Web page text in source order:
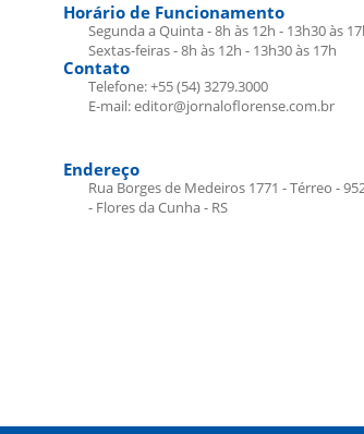
Horário de Funcionamento
Segunda a Quinta - 8h às 12h - 13h30 às
Sextas-feiras - 8h às 12h - 13h30 às 17h
Contato
Telefone: +55 (54) 3279.3000
E-mail: editor@jornaloflorense.com.br
Endereço
Rua Borges de Medeiros 1771 - Térreo -
- Flores da Cunha - RS